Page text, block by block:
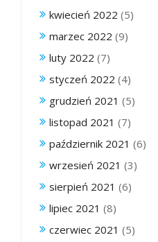
kwiecień 2022 (5)
marzec 2022 (9)
luty 2022 (7)
styczeń 2022 (4)
grudzień 2021 (5)
listopad 2021 (7)
październik 2021 (6)
wrzesień 2021 (3)
sierpień 2021 (6)
lipiec 2021 (8)
czerwiec 2021 (5)